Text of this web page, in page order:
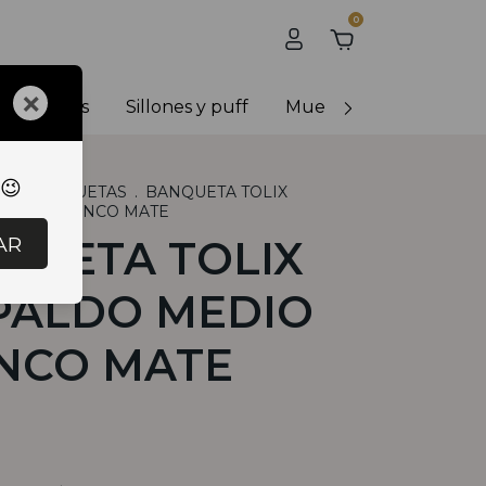
0
Sillones y puff Muebles de exterior
. BANQUETAS . BANQUETA TOLIX
BLANCO MATE
TOLIX
MEDIO
MATE
×